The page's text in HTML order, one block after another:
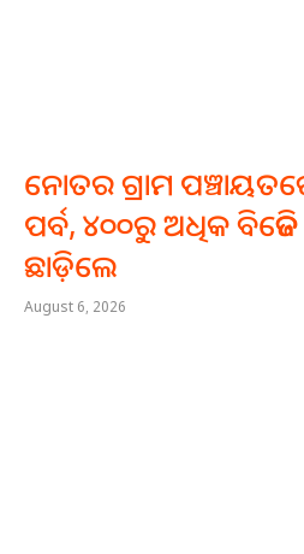
ନୋତର ଗ୍ରାମ
ପର୍ବ, ୪୦୦ରୁ ଅଧିକ
ଛାଡ଼ିଲେ
August 6, 2026